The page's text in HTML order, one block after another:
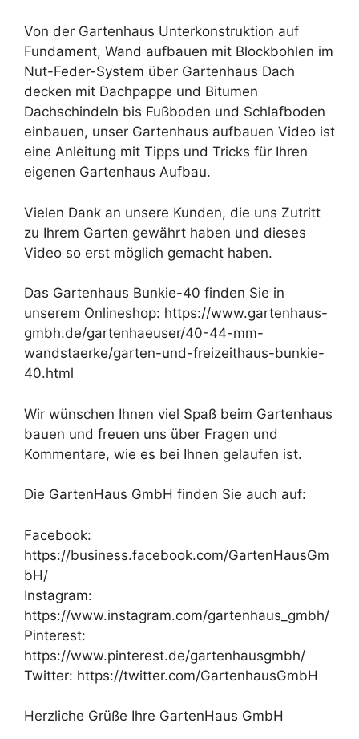
Von der Gartenhaus Unterkonstruktion auf
Fundament, Wand aufbauen mit Blockbohlen im
Nut-Feder-System über Gartenhaus Dach
decken mit Dachpappe und Bitumen
Dachschindeln bis Fußboden und Schlafboden
einbauen, unser Gartenhaus aufbauen Video ist
eine Anleitung mit Tipps und Tricks für Ihren
eigenen Gartenhaus Aufbau.
Vielen Dank an unsere Kunden, die uns Zutritt
zu Ihrem Garten gewährt haben und dieses
Video so erst möglich gemacht haben.
Das Gartenhaus Bunkie-40 finden Sie in
unserem Onlineshop: https://www.gartenhaus-
gmbh.de/gartenhaeuser/40-44-mm-
wandstaerke/garten-und-freizeithaus-bunkie-
40.html
Wir wünschen Ihnen viel Spaß beim Gartenhaus
bauen und freuen uns über Fragen und
Kommentare, wie es bei Ihnen gelaufen ist.
Die GartenHaus GmbH finden Sie auch auf:
Facebook:
https://business.facebook.com/GartenHausGm
bH/
Instagram:
https://www.instagram.com/gartenhaus_gmbh/
Pinterest:
https://www.pinterest.de/gartenhausgmbh/
Twitter: https://twitter.com/GartenhausGmbH
Herzliche Grüße Ihre GartenHaus GmbH